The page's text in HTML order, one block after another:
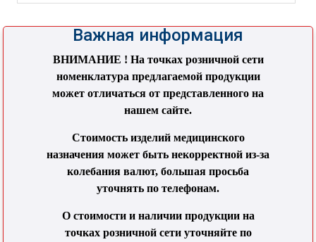
Важная информация
ВНИМАНИЕ ! На точках розничной сети
номенклатура предлагаемой продукции
может отличаться от представленного на
нашем сайте.
Стоимость изделий медицинского
назначения может быть некорректной из-за
колебания валют, большая просьба
уточнять по телефонам.
О стоимости и наличии продукции на
точках розничной сети уточняйте по